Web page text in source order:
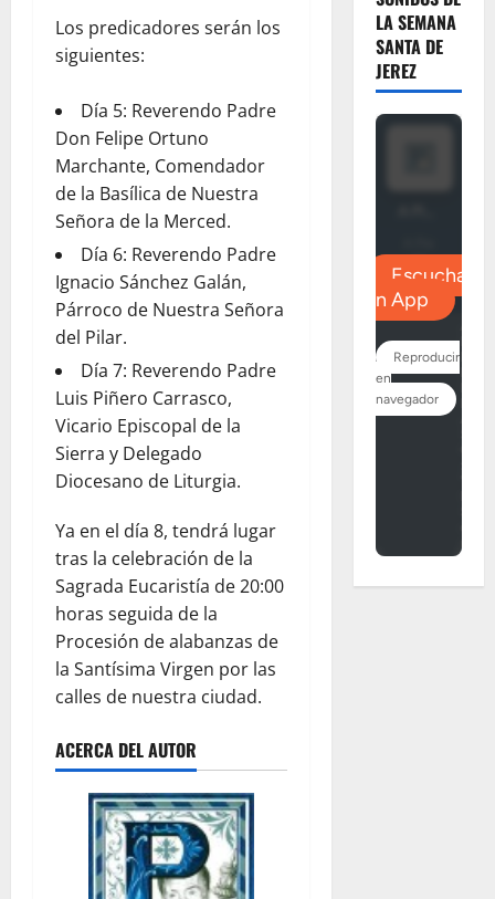
Los predicadores serán los
siguientes:
Día 5: Reverendo Padre
Don Felipe Ortuno
Marchante, Comendador
de la Basílica de Nuestra
Señora de la Merced.
Día 6: Reverendo Padre
Ignacio Sánchez Galán,
Párroco de Nuestra Señora
del Pilar.
Día 7: Reverendo Padre
Luis Piñero Carrasco,
Vicario Episcopal de la
Sierra y Delegado
Diocesano de Liturgia.
Ya en el día 8, tendrá lugar
tras la celebración de la
Sagrada Eucaristía de 20:00
horas seguida de la
Procesión de alabanzas de
la Santísima Virgen por las
calles de nuestra ciudad.
ACERCA DEL AUTOR
LA SEMANA
SANTA DE
JEREZ